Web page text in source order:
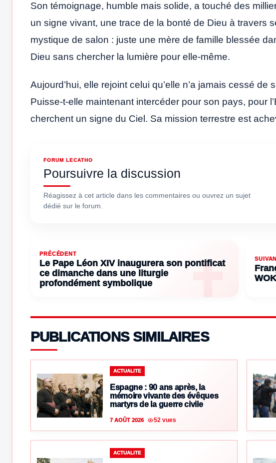
Son témoignage, humble mais solide, a touché des
un signe vivant, une trace de la bonté de Dieu à travers
mystique de salon : juste une mère de famille blessée
Dieu sans chercher la lumière pour elle-même.
Aujourd’hui, elle rejoint celui qu’elle n’a jamais cessé
Puisse-t-elle maintenant intercéder pour son pays, pour
cherchent un signe du Ciel. Sa mission terrestre est
FORUM LECATHO
Poursuivre la discussion
Réagissez à cet article dans les commentaires ou ouvrez un sujet
dédié sur le forum.
PRÉCÉDENT
Le Pape Léon XIV inaugurera son pontificat
ce dimanche dans une liturgie
profondément symbolique
PUBLICATIONS SIMILAIRES
ACTUALITE
Espagne : 90 ans après, la
mémoire vivante des évêques
martyrs de la guerre civile
7 AOÛT 2026 52 vues
ACTUALITE